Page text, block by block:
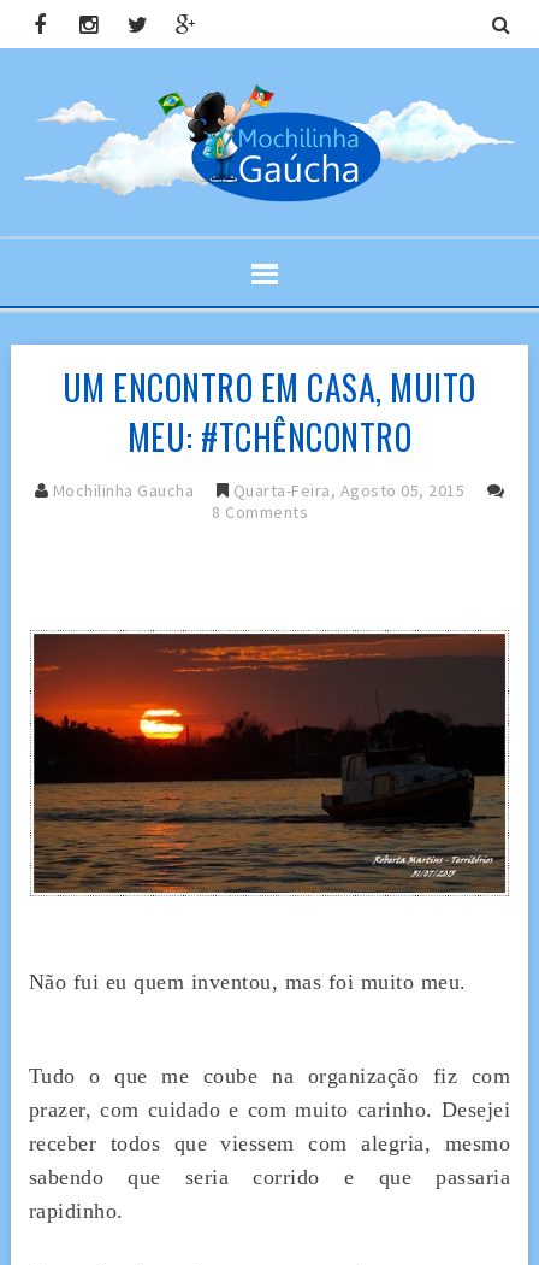
UM ENCONTRO EM CASA, MUITO
MEU: #TCHÊNCONTRO
Mochilinha Gaucha
Quarta-Feira, Agosto 05, 2015
8 Comments
Não fui eu quem inventou, mas foi muito meu.
Tudo o que me coube na organização fiz com
prazer, com cuidado e com muito carinho. Desejei
receber todos que viessem com alegria, mesmo
sabendo que seria corrido e que passaria
rapidinho.